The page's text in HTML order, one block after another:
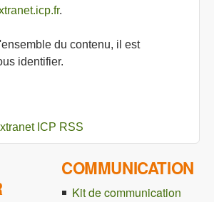
.
du contenu, il est
identifier.
COMMUNICATION
Kit de communication